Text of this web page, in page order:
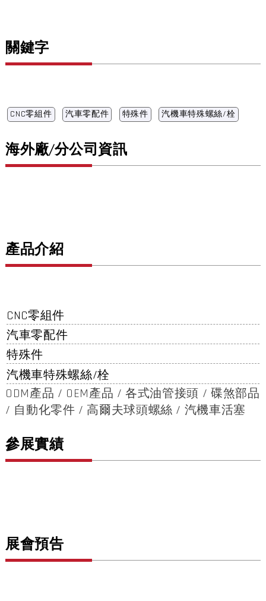
關鍵字
CNC零組件 汽車零配件 特殊件 汽機車特殊螺絲/栓
海外廠/分公司資訊
產品介紹
CNC零組件
汽車零配件
特殊件
汽機車特殊螺絲/栓
ODM產品 / OEM產品 / 各式油管接頭 / 碟煞部品
/ 自動化零件 / 高爾夫球頭螺絲 / 汽機車活塞
參展實績
展會預告